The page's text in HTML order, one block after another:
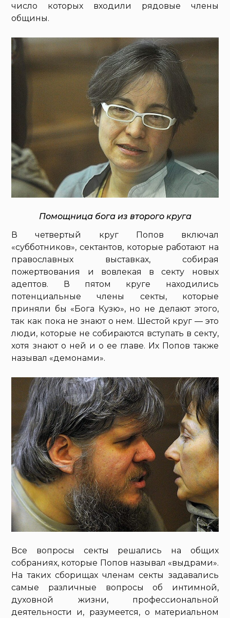
число которых входили рядовые члены
общины.
Помощница бога из второго круга
В четвертый круг Попов включал
«субботников», сектантов, которые работают на
православных выставках, собирая
пожертвования и вовлекая в секту новых
адептов. В пятом круге находились
потенциальные члены секты, которые
приняли бы «Бога Кузю», но не делают этого,
так как пока не знают о нем. Шестой круг — это
люди, которые не собираются вступать в секту,
хотя знают о ней и о ее главе. Их Попов также
называл «демонами».
Все вопросы секты решались на общих
собраниях, которые Попов называл «выдрами».
На таких сборищах членам секты задавались
самые различные вопросы об интимной,
духовной жизни, профессиональной
деятельности и, разумеется, о материальном